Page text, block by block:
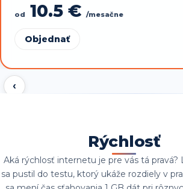
od 10.5 €/mesačne
Objednať
‹
Rýchlosť
Aká rýchlosť internetu je pre vás tá pravá?
sa pustil do testu, ktorý ukáže rozdiely v